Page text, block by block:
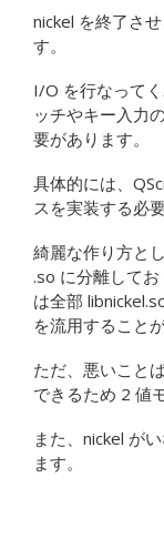
nickel を終了さ
す。
I/O を行なって
ッチやキー入力
要があります。
具体的には、
スを実装する必
綺麗な作り方と
.so に分離して
は全部
を流用すること
ただ、悪いこと
できるため 2 値
また、nickel が
ます。